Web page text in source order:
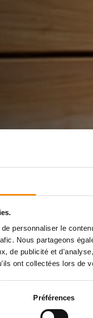
personnaliser le
Nous partageons
de publicité et
ont collectées lors de
Préférences